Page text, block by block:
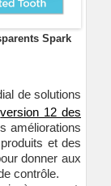
Spark
de solutions
version 12 des
améliorations
et des
donner aux
contrôle.